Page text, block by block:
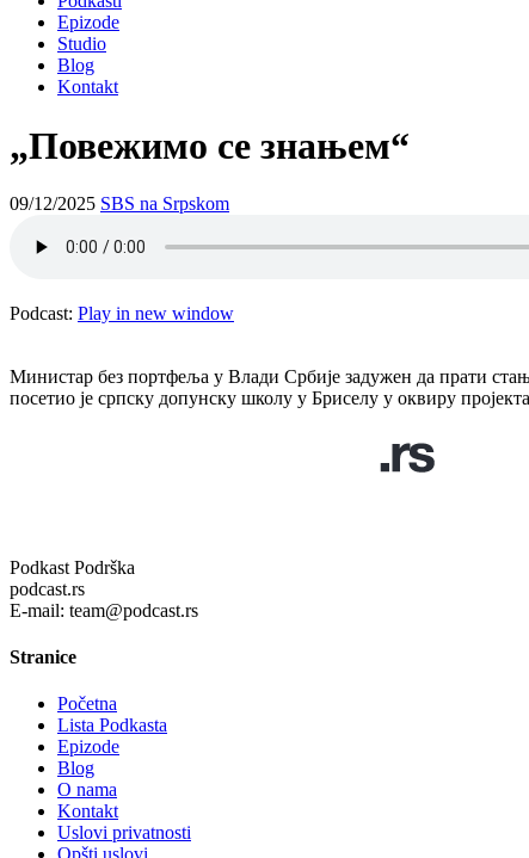
Epizode
Studio
Blog
Kontakt
„Повежимо се знањем“
09/12/2025 SBS na Srpskom
Podcast: Play in new window
Министар без портфеља у Влади Србије задужен да прати
посетио је српску допунску школу у Бриселу у оквиру
Podkast Podrška
podcast.rs
E-mail: team@podcast.rs
Stranice
Početna
Lista Podkasta
Epizode
Blog
O nama
Kontakt
Uslovi privatnosti